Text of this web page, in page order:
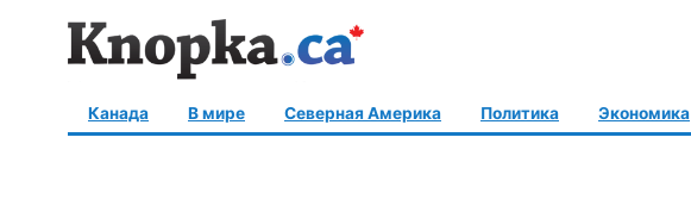
Канада В мире Северная Америка Политика Экономика